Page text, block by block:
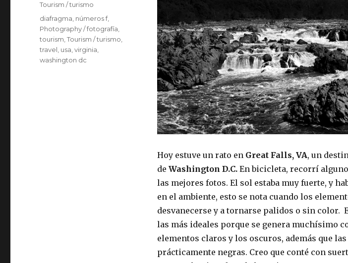
Hoy estuve un rato en Great Falls, VA, un
de Washington D.C.En bicicleta, recorrí
las mejores fotos. El sol estaba muy fuerte, y
en el ambiente, esto se nota cuando los
desvanecerse y a tornarse palidos o sin color.
las más ideales porque se genera muchísimo
elementos claros y los oscuros, además que
prácticamente negras. Creo que conté con
Tourism / turismo
Tags
diafragma números f,
Photography / fotografía
tourism ,Tourism / turismo
travel usa ,virginia
washington dc